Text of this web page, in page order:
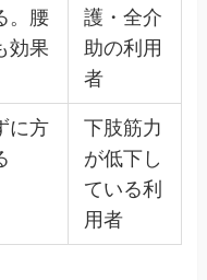
。腰
効果
護・全介
助の利用
者
に方
下肢筋力
が低下し
ている利
用者